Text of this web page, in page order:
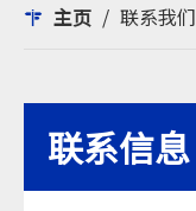
主页 / 联系我们
联系信息